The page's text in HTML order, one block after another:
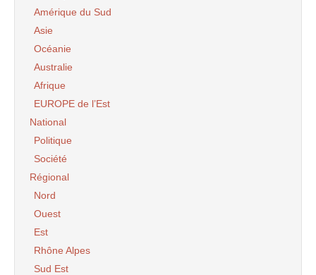
Amérique du Sud
Asie
Océanie
Australie
Afrique
EUROPE de l’Est
National
Politique
Société
Régional
Nord
Ouest
Est
Rhône Alpes
Sud Est